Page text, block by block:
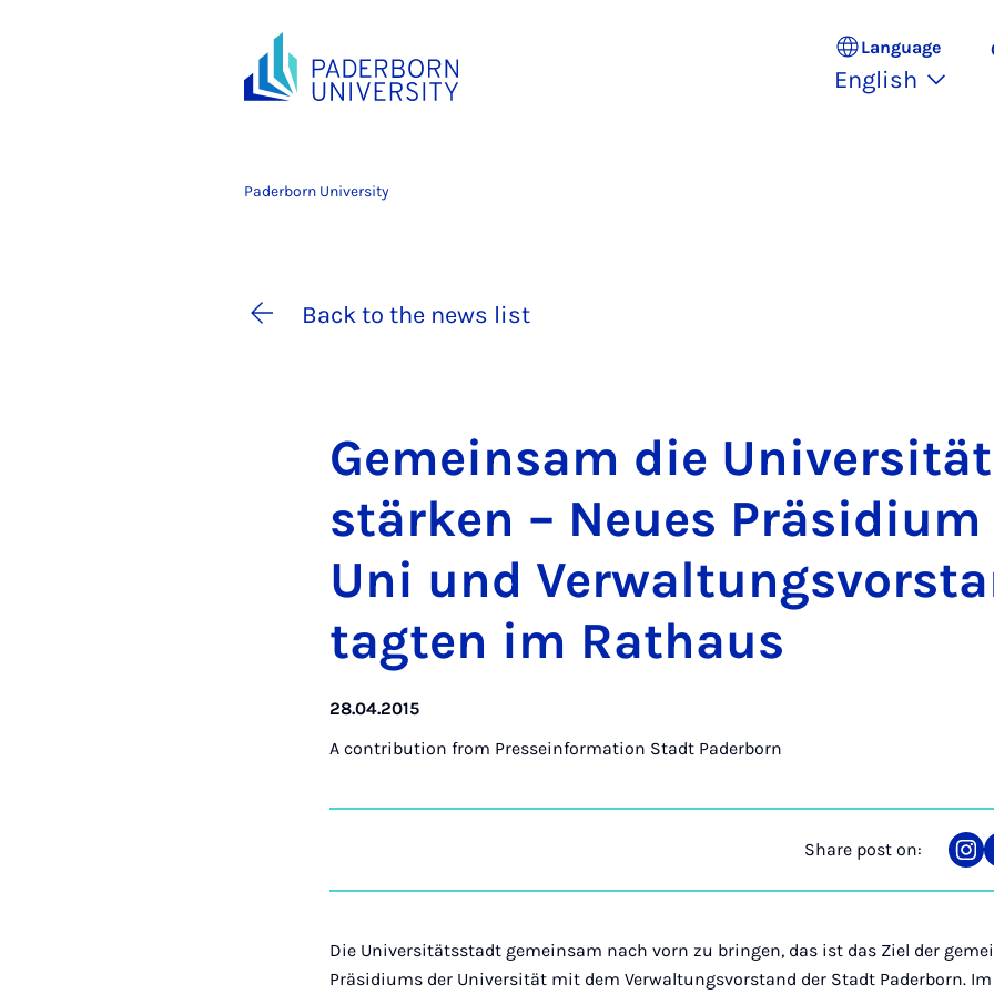
Language
English
Paderborn University
Back to the news list
Ge­mein­sam die
stärken – Neues Präsidi­um
Uni und
tagten im Rathaus
28.04.2015
A contribution from Presseinformation Stadt Paderborn
Share post on:
on
Die Universitätsstadt gemeinsam nach vorn zu bringen, das ist das Ziel der
Präsidiums der Universität mit dem Verwaltungsvorstand der Stadt Paderborn.